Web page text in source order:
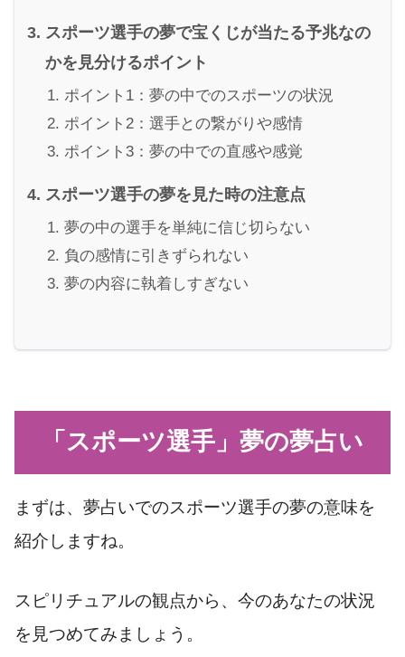
スポーツ選手の夢で宝くじが当たる予兆なの
かを見分けるポイント
ポイント1：夢の中でのスポーツの状況
ポイント2：選手との繋がりや感情
ポイント3：夢の中での直感や感覚
スポーツ選手の夢を見た時の注意点
夢の中の選手を単純に信じ切らない
負の感情に引きずられない
夢の内容に執着しすぎない
「スポーツ選手」夢の夢占い
まずは、夢占いでのスポーツ選手の夢の意味を
紹介しますね。
スピリチュアルの観点から、今のあなたの状況
を見つめてみましょう。